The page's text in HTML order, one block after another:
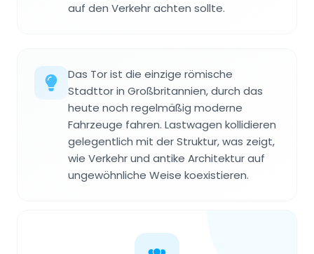
auf den Verkehr achten sollte.
Das Tor ist die einzige römische
Stadttor in Großbritannien, durch das
heute noch regelmäßig moderne
Fahrzeuge fahren. Lastwagen kollidieren
gelegentlich mit der Struktur, was zeigt,
wie Verkehr und antike Architektur auf
ungewöhnliche Weise koexistieren.